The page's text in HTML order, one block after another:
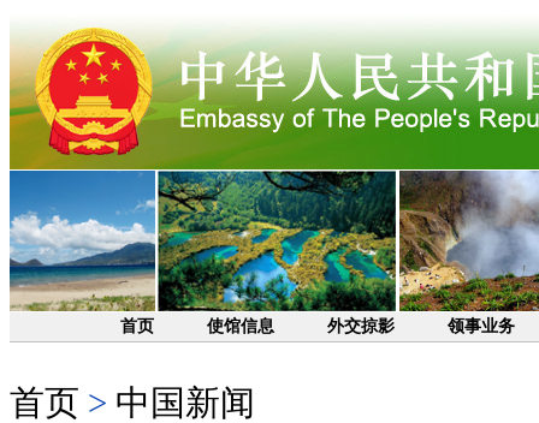
首页 使馆信息 外交掠影 领事业务
首页 > 中国新闻